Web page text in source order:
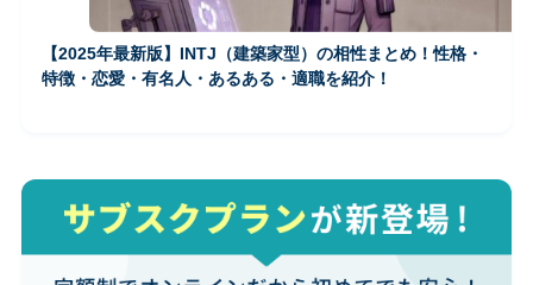
【2025年最新版】INTJ（建築家型）の相性まとめ！性格・
特徴・恋愛・有名人・あるある・適職を紹介！